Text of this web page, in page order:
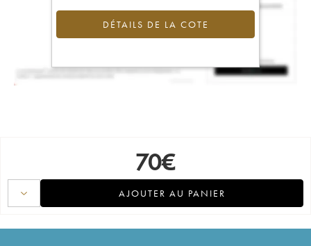
DÉTAILS DE LA COTE
70€
AJOUTER AU PANIER